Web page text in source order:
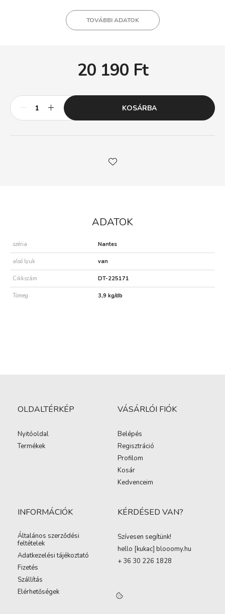
TOVÁBBI ADATOK
20 190 Ft
KOSÁRBA
ADATOK
széria Nantes
alsó lyuk van
Cikkszám DT-225171
Tömeg 3,9 kg/db
OLDALTÉRKÉP
Nyitóoldal
Termékek
VÁSÁRLÓI FIÓK
Belépés
Regisztráció
Profilom
Kosár
Kedvenceim
INFORMÁCIÓK
Általános szerződési
feltételek
Adatkezelési tájékoztató
Fizetés
Szállítás
Elérhetőségek
KÉRDÉSED VAN?
Szívesen segítünk!
hello [kukac] blooomy.hu
+ 36 30 226 1828